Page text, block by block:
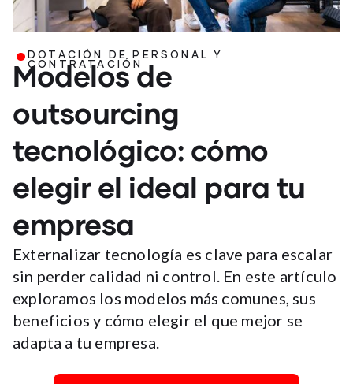
.DOTACIÓN DE PERSONAL Y
CONTRATACIÓN
Modelos de
outsourcing
tecnológico: cómo
elegir el ideal para tu
empresa
Externalizar tecnología es clave para escalar
sin perder calidad ni control. En este artículo
exploramos los modelos más comunes, sus
beneficios y cómo elegir el que mejor se
adapta a tu empresa.